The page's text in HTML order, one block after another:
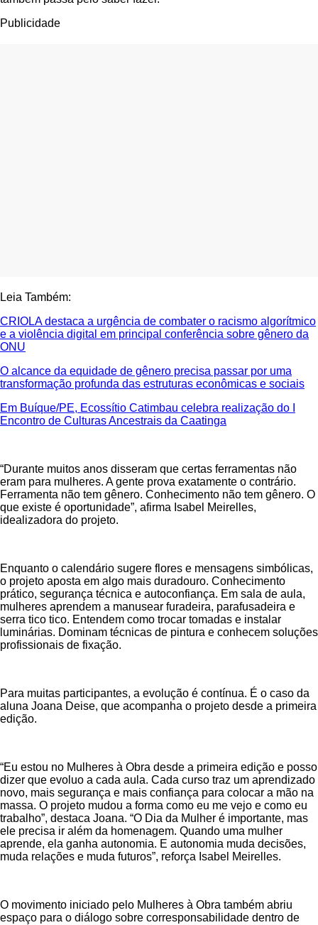
Publicidade
Leia Também:
CRIOLA destaca a urgência de combater o racismo algorítmico
e a violência digital em principal conferência sobre gênero da
ONU
O alcance da equidade de gênero precisa passar por uma
transformação profunda das estruturas econômicas e sociais
Em Buíque/PE, Ecossítio Catimbau celebra realização do I
Encontro de Culturas Ancestrais da Caatinga
“Durante muitos anos disseram que certas ferramentas não
eram para mulheres. A gente prova exatamente o contrário.
Ferramenta não tem gênero. Conhecimento não tem gênero. O
que existe é oportunidade”, afirma Isabel Meirelles,
idealizadora do projeto.
Enquanto o calendário sugere flores e mensagens simbólicas,
o projeto aposta em algo mais duradouro. Conhecimento
prático, segurança técnica e autoconfiança. Em sala de aula,
mulheres aprendem a manusear furadeira, parafusadeira e
serra tico tico. Entendem como trocar tomadas e instalar
luminárias. Dominam técnicas de pintura e conhecem soluções
profissionais de fixação.
Para muitas participantes, a evolução é contínua. É o caso da
aluna Joana Deise, que acompanha o projeto desde a primeira
edição.
“Eu estou no Mulheres à Obra desde a primeira edição e posso
dizer que evoluo a cada aula. Cada curso traz um aprendizado
novo, mais segurança e mais confiança para colocar a mão na
massa. O projeto mudou a forma como eu me vejo e como eu
trabalho”, destaca Joana. “O Dia da Mulher é importante, mas
ele precisa ir além da homenagem. Quando uma mulher
aprende, ela ganha autonomia. E autonomia muda decisões,
muda relações e muda futuros”, reforça Isabel Meirelles.
O movimento iniciado pelo Mulheres à Obra também abriu
espaço para o diálogo sobre corresponsabilidade dentro de